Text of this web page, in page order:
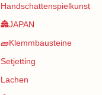
Handschattenspielkunst
🏯JAPAN
🧱Klemmbausteine
Setjetting
Lachen